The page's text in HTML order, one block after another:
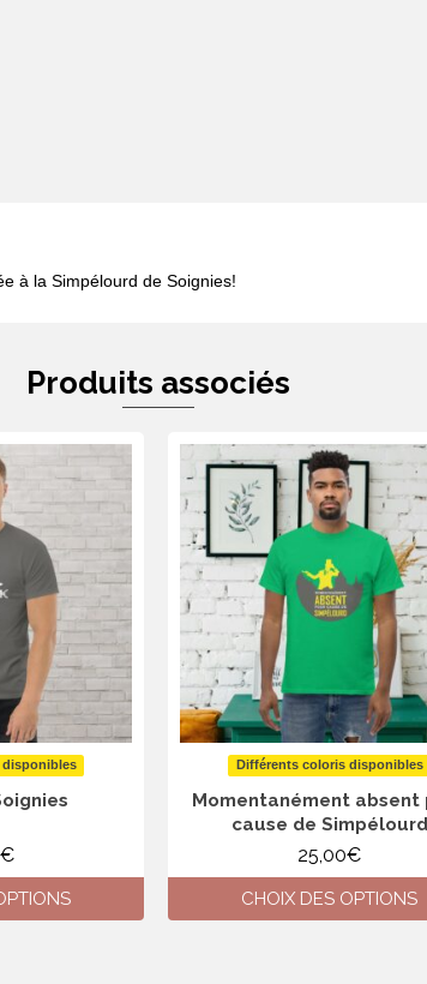
à la Simpélourd de Soignies!
Produits associés
disponibles
€
Différents coloris disponibles
Momentanément absent
cause de Simpélourd
25,00€
CHOIX DES OPTIONS